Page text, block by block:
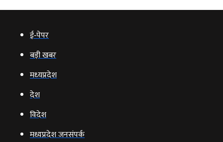
ई‑पेपर
बड़ी खबर
मध्‍यप्रदेश
देश
विदेश
मध्यप्रदेश जनसंपर्क